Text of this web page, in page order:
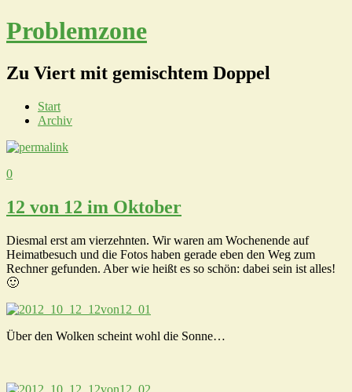
Problemzone
Zu Viert mit gemischtem Doppel
Start
Archiv
0
12 von 12 im Oktober
Diesmal erst am vierzehnten. Wir waren am Wochenende auf
Heimatbesuch und die Fotos haben gerade eben den Weg zum
Rechner gefunden. Aber wie heißt es so schön: dabei sein ist alles!
🙂
Über den Wolken scheint wohl die Sonne…